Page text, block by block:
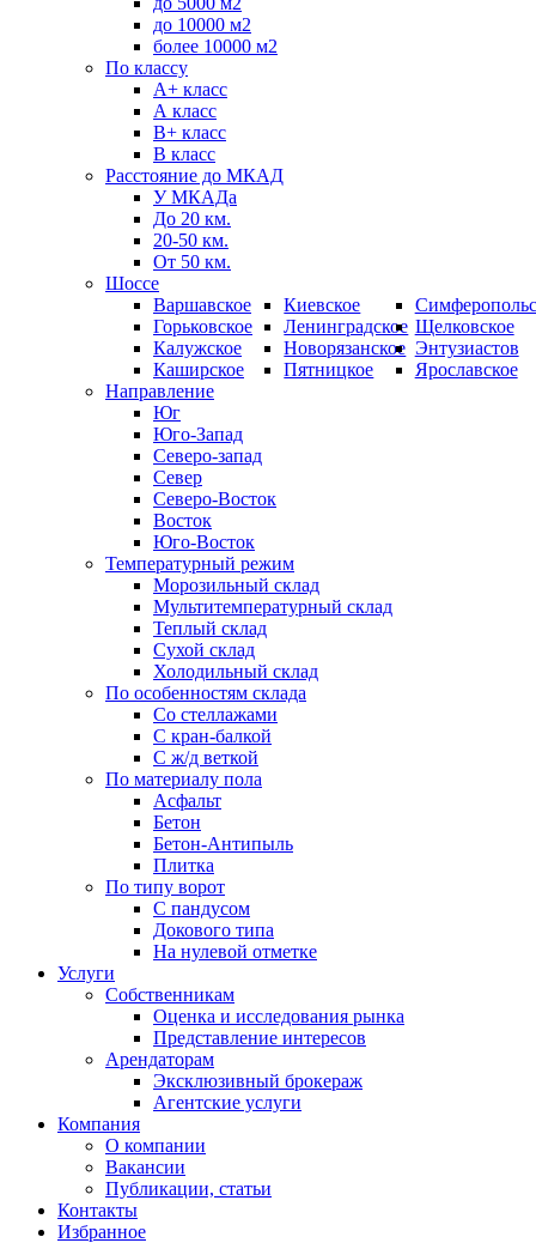
до 10000 м2
более 10000 м2
По классу
A+ класс
А класс
В+ класс
B класс
Расстояние до МКАД
У МКАДа
До 20 км.
20-50 км.
От 50 км.
Шоссе
Варшавское
Горьковское
Калужское
Каширское
Киевское
Ленинградское
Новорязанское
Пятницкое
Щелковское
Энтузиастов
Ярославское
Направление
Юг
Юго-Запад
Северо-запад
Север
Северо-Восток
Восток
Юго-Восток
Температурный режим
Морозильный склад
Мультитемпературный склад
Теплый склад
Сухой склад
Холодильный склад
По особенностям склада
Со стеллажами
С кран-балкой
С ж/д веткой
По материалу пола
Асфальт
Бетон
Бетон-Антипыль
Плитка
По типу ворот
С пандусом
Докового типа
На нулевой отметке
Услуги
Собственникам
Оценка и исследования рынка
Представление интересов
Арендаторам
Эксклюзивный брокераж
Агентские услуги
Компания
О компании
Вакансии
Публикации, статьи
Контакты
Избранное